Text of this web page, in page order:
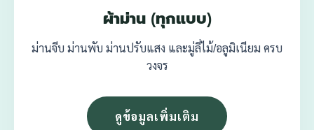
ผ้าม่าน (ทุกแบบ)
ม่านจีบ ม่านพับ ม่านปรับแสง และมู่ลี่ไม้/อลูมิเนียม ครบ
วงจร
ดูข้อมูลเพิ่มเติม